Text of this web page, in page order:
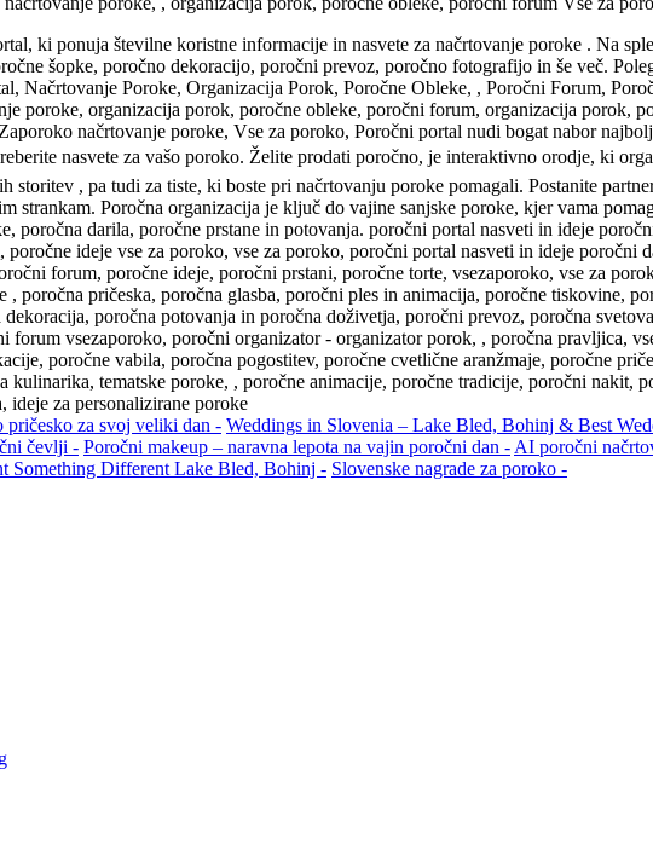
ki ponuja številne koristne informacije in nasvete za načrtovanje poroke . Na
šopke, poročno dekoracijo, poročni prevoz, poročno fotografijo in še več.
Načrtovanje Poroke, Organizacija Porok, Poročne Obleke, , Poročni Forum,
poroke, organizacija porok, poročne obleke, poročni forum, organizacija porok,
načrtovanje poroke, Vse za poroko, Poročni portal nudi bogat nabor
nasvete za vašo poroko. Želite prodati poročno, je interaktivno orodje, ki
storitev , pa tudi za tiste, ki boste pri načrtovanju poroke pomagali. Postanite
strankam. Poročna organizacija je ključ do vajine sanjske poroke, kjer vama
poročna darila, poročne prstane in potovanja. poročni portal nasveti in ideje
ideje vse za poroko, vse za poroko, poročni portal nasveti in ideje
forum, poročne ideje, poročni prstani, poročne torte, vsezaporoko, vse za
poročna pričeska, poročna glasba, poročni ples in animacija, poročne tiskovine,
poročna potovanja in poročna doživetja, poročni prevoz, poročna
forum vsezaporoko, poročni organizator - organizator porok, , poročna pravljica,
poročne vabila, poročna pogostitev, poročne cvetlične aranžmaje, poročne
kulinarika, tematske poroke, , poročne animacije, poročne tradicije, poročni nakit,
ideje za personalizirane poroke
pričesko za svoj veliki dan - Weddings in Slovenia – Lake Bled, Bohinj & Best
čevlji - Poročni makeup – naravna lepota na vajin poročni dan - AI poročni
Something Different Lake Bled, Bohinj - Slovenske nagrade za poroko -